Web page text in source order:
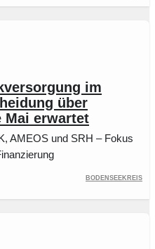
im
über
Mai erwartet
AMEOS und SRH – Fokus
Bodenseekreis